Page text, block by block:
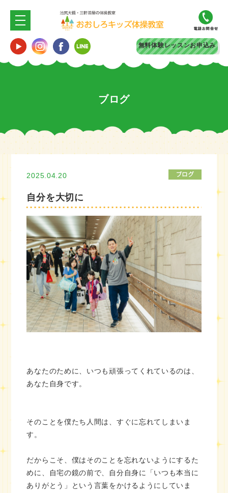
無料体験レッスンお申込み
ブログ
2025.04.20
自分を大切に
あなたのために、いつも頑張ってくれているのは、
あなた自身です。
そのことを僕たち人間は、すぐに忘れてしまいま
す。
だからこそ、僕はそのことを忘れないようにするた
めに、自宅の鏡の前で、自分自身に「いつも本当に
ありがとう」という言葉をかけるようにしていま